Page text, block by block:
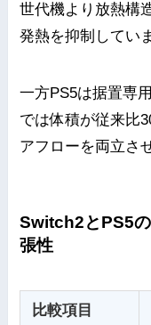
世代機より放熱構
発熱を抑制してい
一方PS5は据置専
では体積が従来比
アフローを両立さ
Switch2とPS5
張性
比較項目